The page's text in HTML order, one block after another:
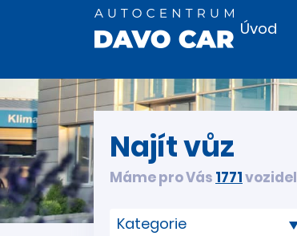
Úvod
Najít vůz
Máme pro Vás 1771vozidel